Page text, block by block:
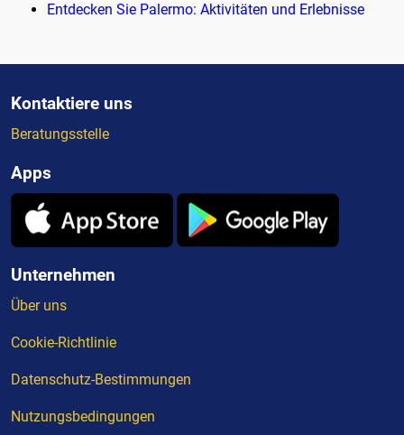
Entdecken Sie Palermo: Aktivitäten und Erlebnisse
Kontaktiere uns
Beratungsstelle
Apps
Unternehmen
Über uns
Cookie-Richtlinie
Datenschutz-Bestimmungen
Nutzungsbedingungen